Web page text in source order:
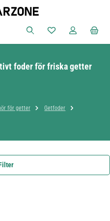
Du har 0 objekt i
foder för friska getter
för getter
Getfoder